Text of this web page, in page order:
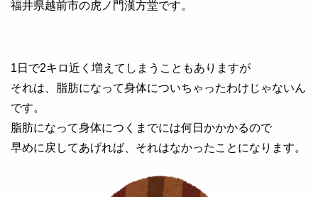
福井県越前市の虎ノ門漢方堂です。
1日で2キロ近く増えてしまうこともありますが
それは、脂肪になって身体についちゃったわけじゃないん
です。
脂肪になって身体につくまでには何日かかかるので
早めに戻してあげれば、それはなかったことになります。